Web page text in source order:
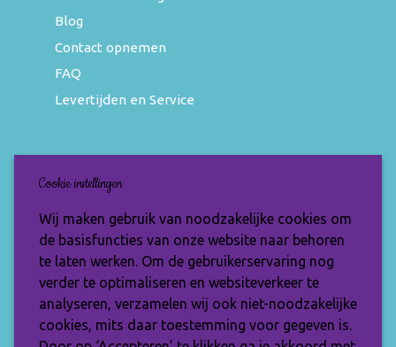
Blog
Contact opnemen
FAQ
Levertijden en Service
Nieuwsbrief
Wil jij op de hoogte blijven van de nieuwste
items en speciale aanbiedingen? Vul je e-
mailadres dan in en ontvang de Make My
Moment nieuwsbrief.
Cookie instellingen
Wij maken gebruik van noodzakelijke cookies om
de basisfuncties van onze website naar behoren
te laten werken. Om de gebruikerservaring nog
verder te optimaliseren en websiteverkeer te
analyseren, verzamelen wij ook niet-noodzakelijke
cookies, mits daar toestemming voor gegeven is.